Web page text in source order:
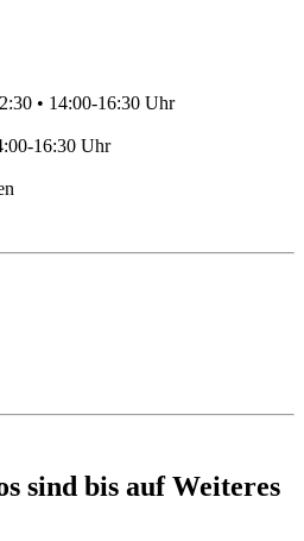
• 14:00-16:30 Uhr
16:30 Uhr
sind bis auf Weiteres